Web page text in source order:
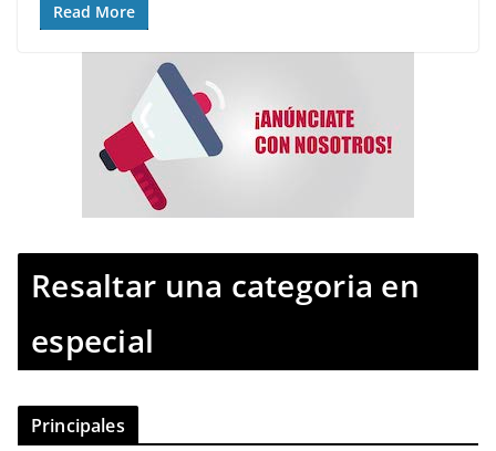
Read More
Resaltar una categoria en
especial
Principales